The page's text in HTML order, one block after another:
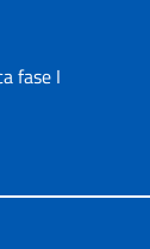
fase I